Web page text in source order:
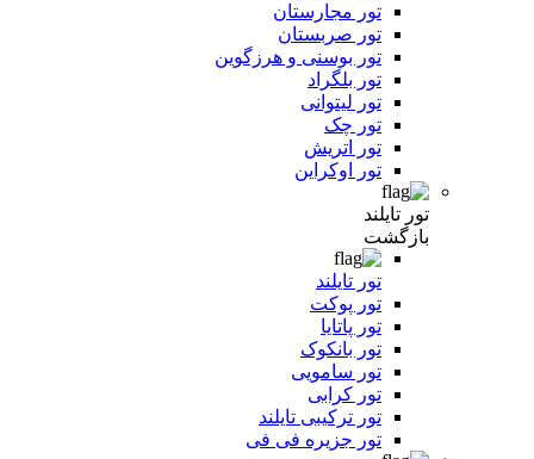
تور مجارستان
تور صربستان
تور بوسنی و هرزگوین
تور بلگراد
تور لیتوانی
تور چک
تور اتریش
تور اوکراین
تور تایلند
بازگشت
تور تایلند
تور پوکت
تور پاتایا
تور بانکوک
تور سامویی
تور کرابی
تور ترکیبی تایلند
تور جزیره فی فی